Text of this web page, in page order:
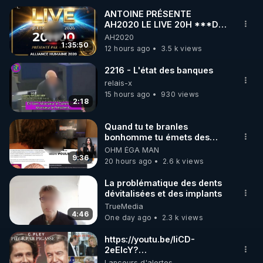
🌱 INSTAGRAM
https://www.instagram.com/rdlr_thierrycasasnovas/
http://rgnr.li/instagram
🌱 LA NEWSLETTER
Pour ne pas rater l’actualité RGNR (stages,
http://rgnr.li/news
🌱 VIDÉOS NON CENSURÉES SUR ODYSEE
Toutes les vidéos Youtube sont aussi sur la
http://rgnr.li/odysee
🌱 LES STAGES EN PRÉSENTIEL
1:35:50
ANTOINE PRÉSENTE
AH2020 LE LIVE 20H ***DU
06/08/2026***
AH2020
12 hours ago
3.5 k views
2:18
2216 - L'état des banques
relais-x
15 hours ago
930 views
9:36
Quand tu te branles
bonhomme tu émets des
ondes ils ont juste omis de
t'expliquer
OHM ÉGA MAN
20 hours ago
2.6 k views
4:46
La problématique des dents
dévitalisées et des implants
TrueMedia
One day ago
2.3 k views
https://youtu.be/liCD-
2eEIcY?
is=aieLUeh3LCY8_9Bp